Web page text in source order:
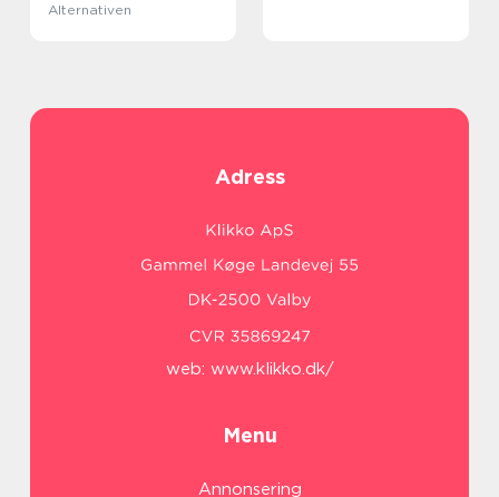
Alternativen
Adress
web: www.klikko.dk/
Menu
Annonsering